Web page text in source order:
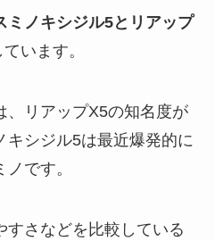
ミノキシジル5とリアップ
います。
、リアップX5の知名度が
キシジル5は最近爆発的に
です。
すさなどを比較している